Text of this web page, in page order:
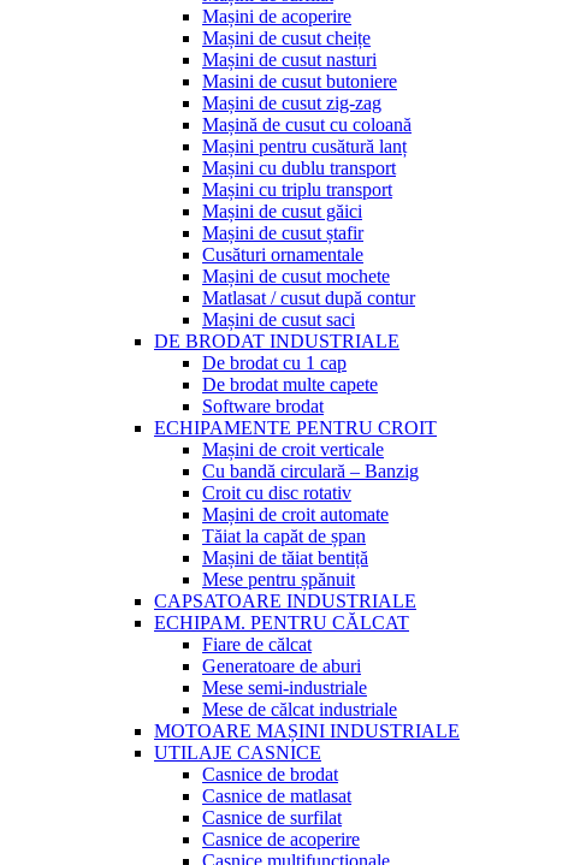
Mașini de acoperire
Mașini de cusut cheițe
Mașini de cusut nasturi
Masini de cusut butoniere
Mașini de cusut zig-zag
Mașină de cusut cu coloană
Mașini pentru cusătură lanț
Mașini cu dublu transport
Mașini cu triplu transport
Mașini de cusut găici
Mașini de cusut ștafir
Cusături ornamentale
Mașini de cusut mochete
Matlasat / cusut după contur
Mașini de cusut saci
DE BRODAT INDUSTRIALE
De brodat cu 1 cap
De brodat multe capete
Software brodat
ECHIPAMENTE PENTRU CROIT
Mașini de croit verticale
Cu bandă circulară – Banzig
Croit cu disc rotativ
Mașini de croit automate
Tăiat la capăt de șpan
Mașini de tăiat bentiță
Mese pentru șpănuit
CAPSATOARE INDUSTRIALE
ECHIPAM. PENTRU CĂLCAT
Fiare de călcat
Generatoare de aburi
Mese semi-industriale
Mese de călcat industriale
MOTOARE MAȘINI INDUSTRIALE
UTILAJE CASNICE
Casnice de brodat
Casnice de matlasat
Casnice de surfilat
Casnice de acoperire
Casnice multifuncționale